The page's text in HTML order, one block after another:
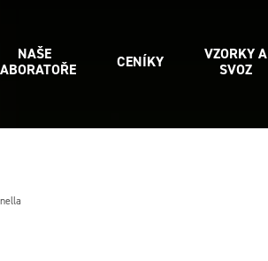
NAŠE
CENÍKY
VZORKY A
SVOZ